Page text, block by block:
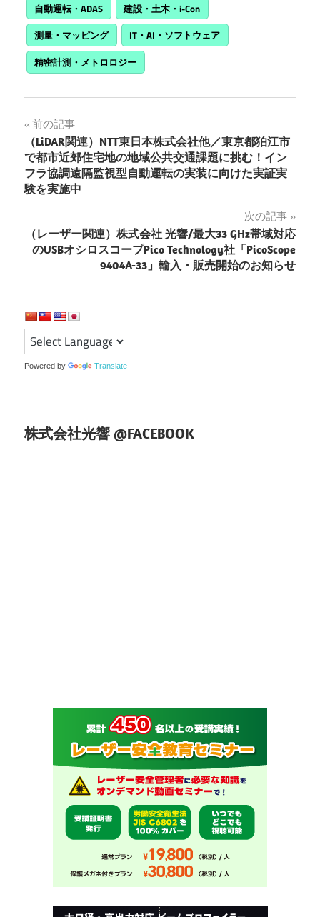
自動運転・ADAS
建設・土木・i-Con
測量・マッピング
IT・AI・ソフトウェア
精密計測・メトロロジー
投
稿
ナ
ゲ
ョ
ン
前の記事
（LiDAR関連）NTT東日本株式会社他／東京都狛江市
で都市近郊住宅地の地域公共交通課題に挑む！イン
フラ協調遠隔監視型自動運転の実装に向けた実証実
験を実施中
次の記事
（レーザー関連）株式会社 光響/最大33 GHz帯域対応
のUSBオシロスコープPico Technology社「PicoScope
9404A-33」輸入・販売開始のお知らせ
Powered by Translate
株式会社光響 @FACEBOOK